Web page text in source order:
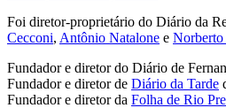
Foi diretor-proprietário do Diário da
Cecconi, Antônio Natalone e
Fundador e diretor do Diário de
Fundador e diretor de Diário da Tarde
Fundador e diretor da Folha de Rio